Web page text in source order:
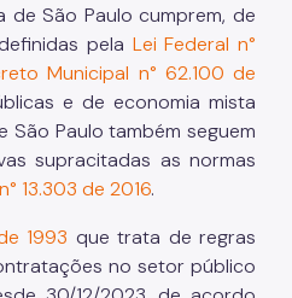
São Paulo cumprem, de
pela Lei Federal n°
Municipal n° 62.100 de
e de economia mista
São Paulo também seguem
supracitadas as normas
13.303 de 2016.
1993 que trata de regras
no setor público